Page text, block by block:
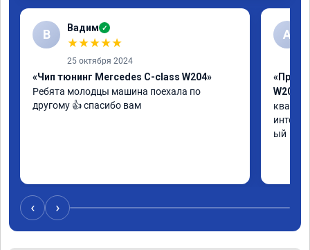
В Вадим ✓
★★★★★
25 октября 2024
«Чип тюнинг Mercedes C-class W204»
Ребята молодцы машина поехала по
другому 👍 спасибо вам
А
W205»
ый
‹ ›